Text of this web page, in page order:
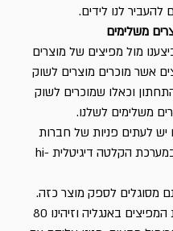
להעביר לנו לידים.
משלימים
מול מפיצים של מוצרים
אשר מוכרים מוצרים לשוק
וכאלו שמוכרים לשוק
משלימים לשלנו.
יש לעתים פניות של חברות
אשר מעונינות במערכת הקלטה דיגיטלית hi-
מסוגלים לספק מוצר כזה.